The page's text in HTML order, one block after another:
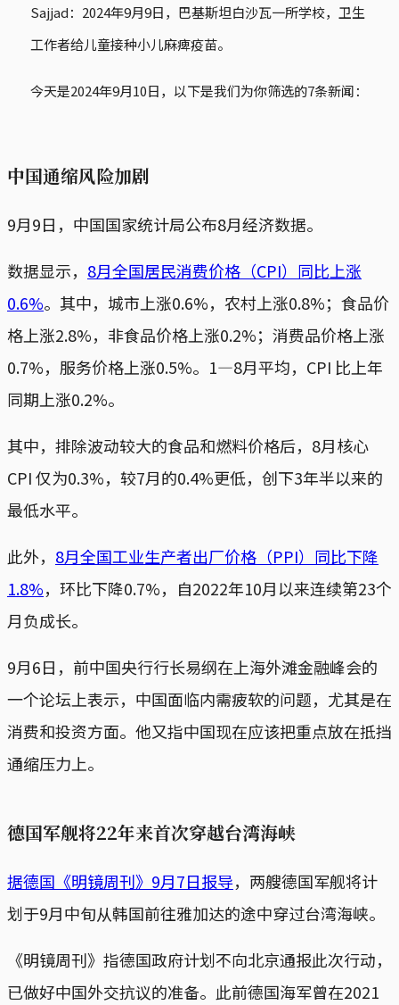
Sajjad：2024年9月9日，巴基斯坦白沙瓦一所学校，卫生
工作者给儿童接种小儿麻痺疫苗。
今天是2024年9月10日，以下是我们为你筛选的7条新闻：
中国通缩风险加剧
9月9日，中国国家统计局公布8月经济数据。
数据显示， 8月全国居民消费价格（CPI）同比上涨
0.6%。其中，城市上涨0.6%，农村上涨0.8%；食品价
格上涨2.8%，非食品价格上涨0.2%；消费品价格上涨
0.7%，服务价格上涨0.5%。1­­—8月平均，CPI 比上年
同期上涨0.2%。
其中，排除波动较大的食品和燃料价格后，8月核心
CPI 仅为0.3%，较7月的0.4%更低，创下3年半以来的
最低水平。
此外， 8月全国工业生产者出厂价格（PPI）同比下降
1.8%，环比下降0.7%，自2022年10月以来连续第23个
月负成长。
9月6日，前中国央行行长易纲在上海外滩金融峰会的
一个论坛上表示，中国面临内需疲软的问题，尤其是在
消费和投资方面。他又指中国现在应该把重点放在抵挡
通缩压力上。
德国军舰将22年来首次穿越台湾海峡
据德国《明镜周刊》9月7日报导，两艘德国军舰将计
划于9月中旬从韩国前往雅加达的途中穿过台湾海峡。
《明镜周刊》指德国政府计划不向北京通报此次行动，
已做好中国外交抗议的准备。此前德国海军曾在2021